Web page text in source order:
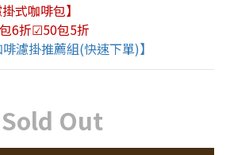
式咖啡包】
6折☑50包5折
濾掛推薦組(快速下單)】
Sold Out